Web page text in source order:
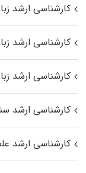
کارشناسی ارشد
کارشناسی ارشد
کارشناسی ارشد
کارشناسی ارشد
کارشناسی ارشد